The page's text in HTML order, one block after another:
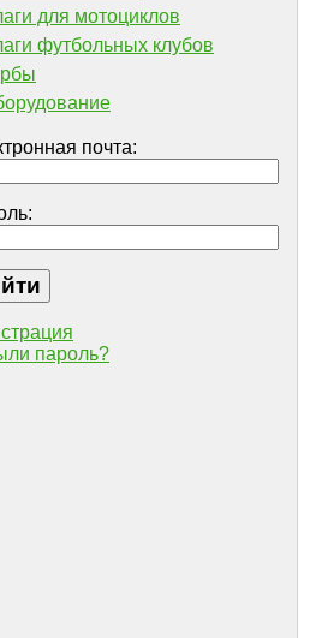
для мотоциклов
футбольных клубов
почта:
пароль?